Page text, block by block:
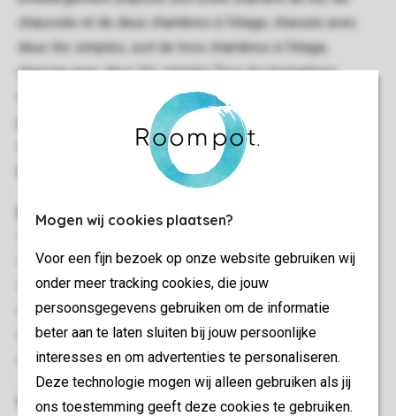
Mogen wij cookies plaatsen?
Voor een fijn bezoek op onze website gebruiken wij
onder meer tracking cookies, die jouw
persoonsgegevens gebruiken om de informatie
beter aan te laten sluiten bij jouw persoonlijke
interesses en om advertenties te personaliseren.
Deze technologie mogen wij alleen gebruiken als jij
ons toestemming geeft deze cookies te gebruiken.
chaussée et de deux chambres à l'étage, chacune avec
deux lits simples, soit de trois chambres à l'étage,
chacune avec deux lits simples.Tous les bungalows
disposent d'un jardin avec terrasse, mobilier de jardin et
parasol. Il y a un espace de stationnement pour deux
voitures. L'intérieur/l'aménagement et l'extérieur des
bungalows peuvent différer.
Informations générales
Plusieurs étages
Wifi Gratuit
Convient pour 6 personnes
Interdiction de fumer
Etiquette énergétique: C
Chambre(s) à coucher